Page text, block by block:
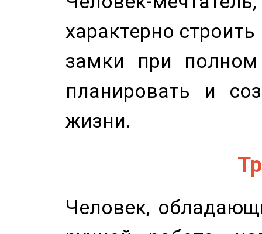
характерно
замки при полном
планировать и
жизни.
Человек,